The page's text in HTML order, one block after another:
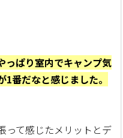
っぱり室内でキャンプ気
番だなと感じました。
って感じたメリットとデ